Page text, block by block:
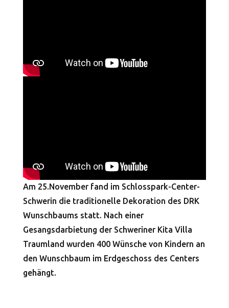
Am 25.November fand im Schlosspark-Center-
Schwerin die traditionelle Dekoration des DRK
Wunschbaums statt. Nach einer
Gesangsdarbietung der Schweriner Kita Villa
Traumland wurden 400 Wünsche von Kindern an
den Wunschbaum im Erdgeschoss des Centers
gehängt.